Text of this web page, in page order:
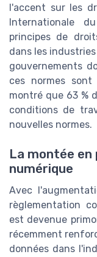
l'accent sur les
Internationale
principes de
dans les
gouvernements
ces normes sont
montré que 63 %
conditions de
nouvelles normes.
La montée en
numérique
Avec
règlementation
est devenue
récemment
données dans